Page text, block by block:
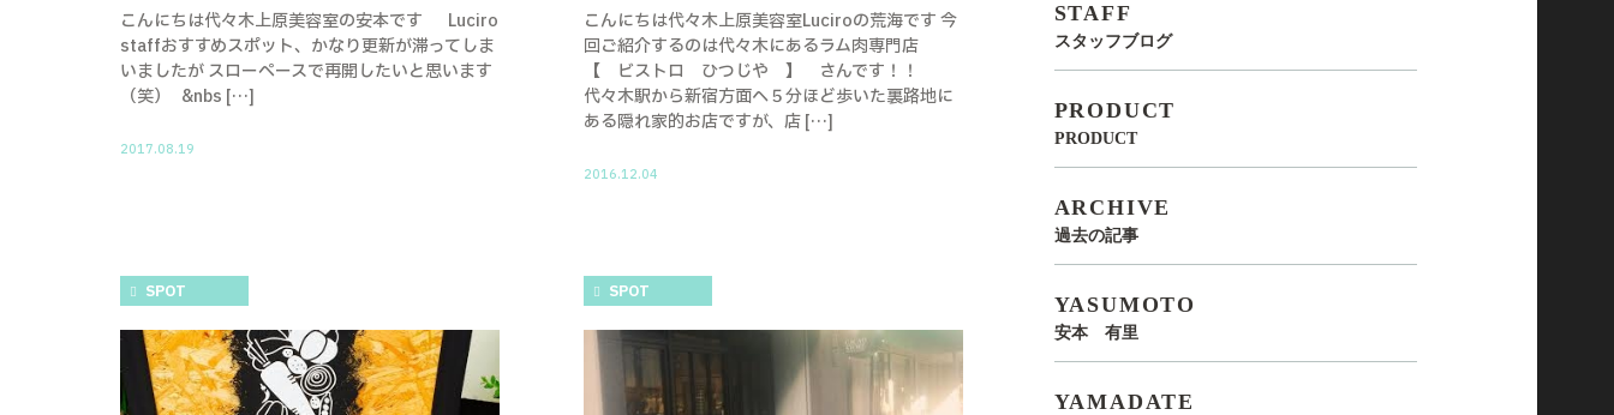
こんにちは代々木上原美容室の安本です Luciro
staffおすすめスポット、かなり更新が滞ってしま
いましたが スローペースで再開したいと思います
（笑） &nbs […]
2017.08.19
こんにちは代々木上原美容室Luciroの荒海です 今
回ご紹介するのは代々木にあるラム肉専門店
【 ビストロ ひつじや 】 さんです！！
代々木駅から新宿方面へ５分ほど歩いた裏路地に
ある隠れ家的お店ですが、店 […]
2016.12.04
SPOT SPOT
STAFF
スタッフブログ
PRODUCT
PRODUCT
ARCHIVE
過去の記事
YASUMOTO
安本 有里
YAMADATE